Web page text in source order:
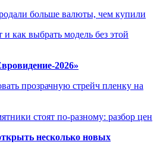
больше валюты, чем купили
как выбрать модель без этой
2026»
прозрачную стрейч пленку на
стоят по-разному: разбор цен
несколько новых